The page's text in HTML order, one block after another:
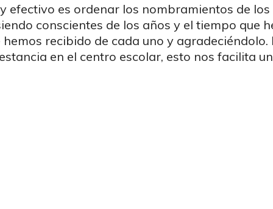
efectivo es ordenar los nombramientos de
conscientes de los años y el tiempo que
recibido de cada uno y
en el centro escolar, esto nos facilita